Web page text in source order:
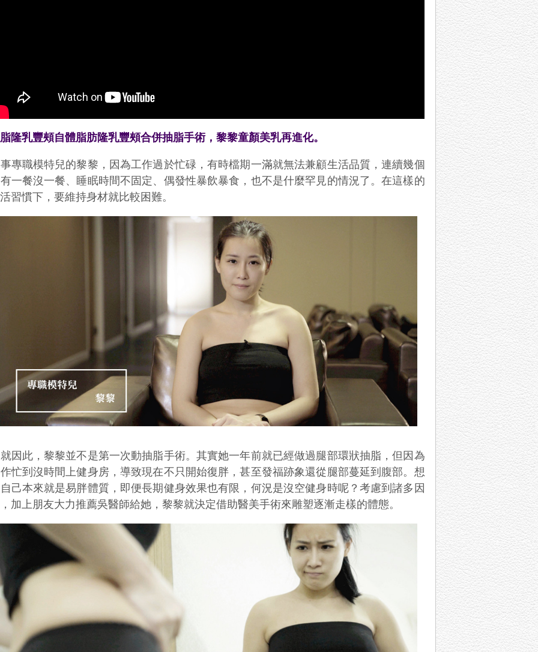
隆乳豐頰自體脂肪隆乳豐頰合併抽脂手術，黎黎童顏美乳再進化。
專職模特兒的黎黎，因為工作過於忙碌，有時檔期一滿就無法兼顧生活品質，連續幾個
一餐沒一餐、睡眠時間不固定、偶發性暴飲暴食，也不是什麼罕見的情況了。在這樣的
習慣下，要維持身材就比較困難。
因此，黎黎並不是第一次動抽脂手術。其實她一年前就已經做過腿部環狀抽脂，但因為
忙到沒時間上健身房，導致現在不只開始復胖，甚至發福跡象還從腿部蔓延到腹部。想
己本來就是易胖體質，即便長期健身效果也有限，何況是沒空健身時呢？考慮到諸多因
加上朋友大力推薦吳醫師給她，黎黎就決定借助醫美手術來雕塑逐漸走樣的體態。